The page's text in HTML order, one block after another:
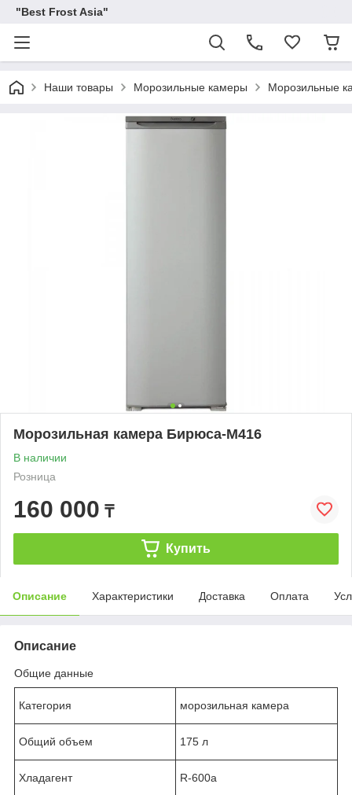
"Best Frost Asia"
Наши товары Морозильные камеры Морозильные
Морозильная камера Бирюса-M416
В наличии
Розница
160 000 ₸
Купить
Описание Характеристики Доставка Оплата
Описание
Общие данные
Категория морозильная камера
Общий объем 175 л
Хладагент R-600a